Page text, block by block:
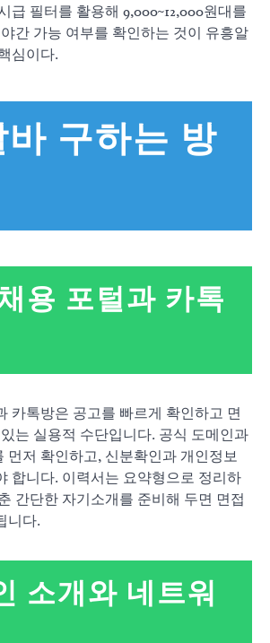
급 필터를 활용해 9,000~12,000원대를
간 가능 여부를 확인하는 것이 유흥알
심이다.
바 구하는 방
용 포털과 카톡
카톡방은 공고를 빠르게 확인하고 면
는 실용적 수단입니다. 공식 도메인과
먼저 확인하고, 신분확인과 개인정보
합니다. 이력서는 요약형으로 정리하
간단한 자기소개를 준비해 두면 면접
니다.
소개와 네트워